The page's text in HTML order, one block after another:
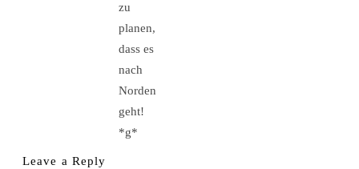
zu
planen,
dass es
nach
Norden
geht!
*g*
Leave a Reply